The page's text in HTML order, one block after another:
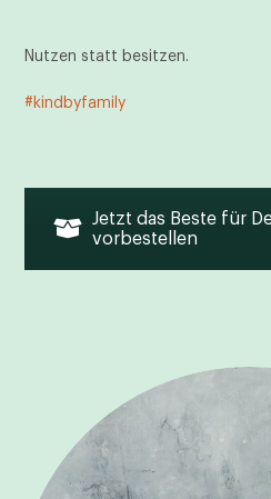
Nutzen statt besitzen.
#kindbyfamily
Jetzt das Beste für
vorbestellen